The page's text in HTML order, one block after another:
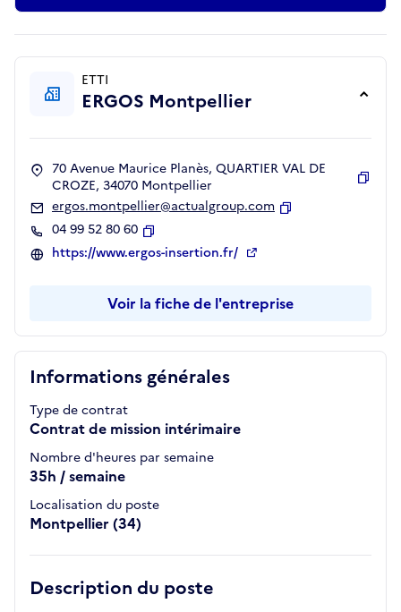
Informations générales
Type de contrat
Contrat de mission intérimaire
Nombre d'heures par semaine
35h / semaine
Localisation du poste
Montpellier (34)
Description du poste
ETTI
ERGOS Montpellier
70 Avenue Maurice Planès, QUARTIER VAL DE
CROZE, 34070 Montpellier
ergos.montpellier@actualgroup.com
04 99 52 80 60
Copier
https://www.ergos-insertion.fr/
Voir la fiche de l'entreprise